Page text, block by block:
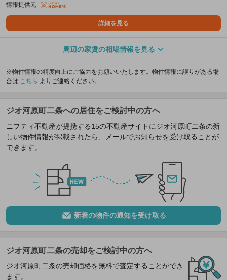
情報提供元
詳細を見る
周辺の家賃の相場情報を見る
※物件情報の精度向上にご協力をお願いいたします。物件情報に誤りがある場
合は こちら よりご連絡ください。
ジオ河原町二条への居住をご検討中の方へ
ニフティ不動産が提携する15の不動産サイトにジオ河原町二条の新
しい物件情報が掲載されたら、メールでお知らせを受け取ることが
できます。
新着の物件の通知を受け取る
ジオ河原町二条の売却をご検討中の方へ
ジオ河原町二条の売却価格を無料で査定することができ
ます。